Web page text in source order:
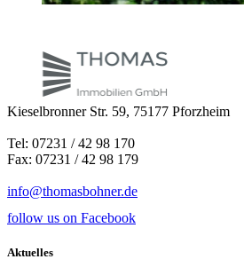
Kieselbronner Str. 59, 75177 Pforzheim
Tel: 07231 / 42 98 170
Fax: 07231 / 42 98 179
info@thomasbohner.de
follow us on Facebook
Aktuelles